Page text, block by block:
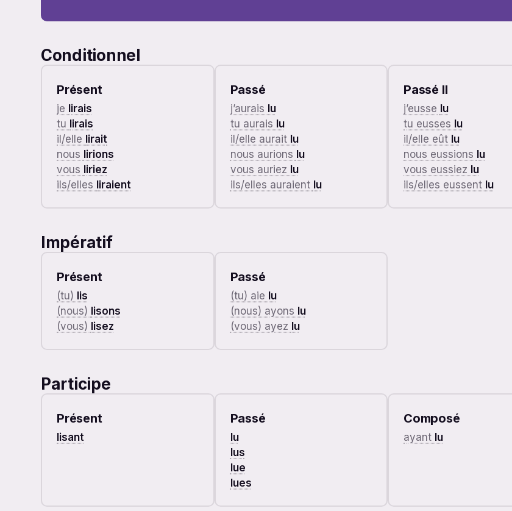
Conditionnel
Présent
je lirais
tu lirais
il/elle lirait
nous lirions
vous liriez
ils/elles liraient
Passé
j’aurais lu
tu aurais lu
il/elle aurait lu
nous aurions lu
vous auriez lu
ils/elles auraient lu
Passé II
j’eusse lu
tu eusses lu
il/elle eût lu
nous eussions lu
vous eussiez lu
ils/elles eussent lu
Impératif
Présent
(tu) lis
(nous) lisons
(vous) lisez
Passé
(tu) aie lu
(nous) ayons lu
(vous) ayez lu
Participe
Présent
lisant
Passé
lu
lus
lue
lues
Composé
ayant lu